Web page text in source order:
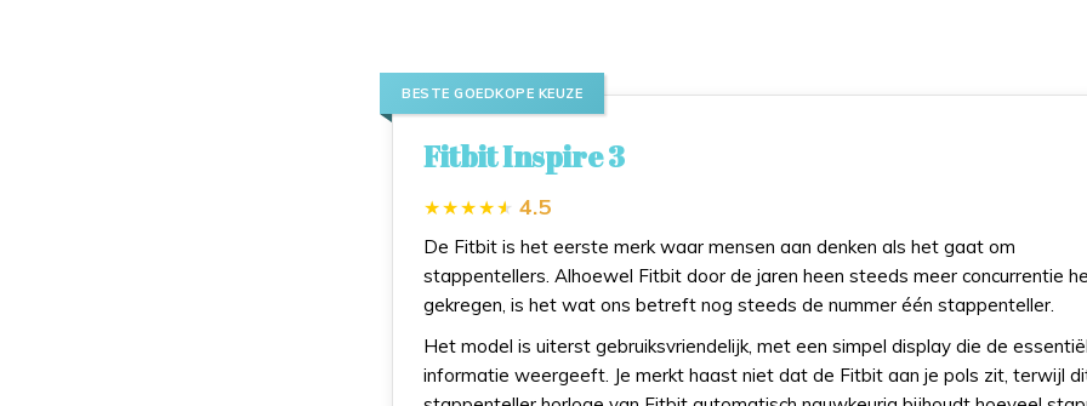
BESTE GOEDKOPE KEUZE
Fitbit Inspire 3
4.5
De Fitbit is het eerste merk waar mensen aan denken als het gaat om
stappentellers. Alhoewel Fitbit door de jaren heen steeds meer concurrentie
gekregen, is het wat ons betreft nog steeds de nummer één stappenteller.
Het model is uiterst gebruiksvriendelijk, met een simpel display die de
informatie weergeeft. Je merkt haast niet dat de Fitbit aan je pols zit, terwijl